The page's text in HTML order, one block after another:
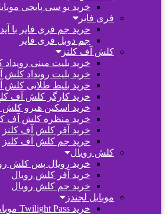
خرید یو سی پابجی
فری فایر
خرید جم فری فایر با
جم دوبل فری فایر
کلش آف کلنز
خرید بلیت مینی
خرید بلیت رویداد کلش
خرید بلیط طلایی کلش
خرید کارگر کلش آف
خرید اسکین هیرو کلش
خرید منظره کلش آف
خرید آفر کلش آف کلنز
خرید جم کلش آف کلنز
کلش رویال
خرید رویال پس کلش
خرید آفر کلش رویال
خرید جم کلش رویال
موبایل لجندز
خرید Twilight Pass موبایل لجندز